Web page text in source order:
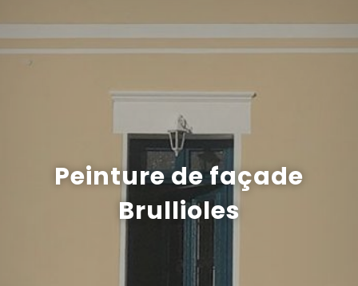
Nos belles histoires de chantiers
Générations Façades s’engage
Peinture de façade
Brullioles